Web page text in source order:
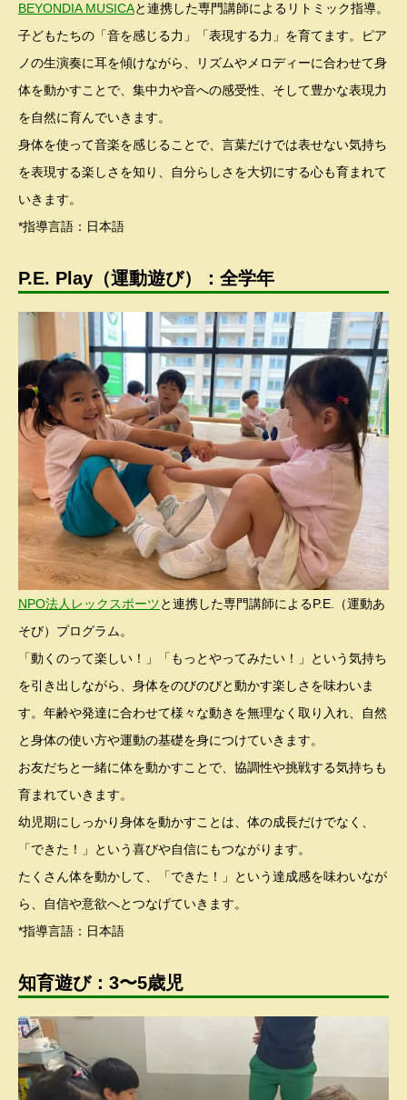
BEYONDIA MUSICAと連携した専門講師によるリトミック指導。
子どもたちの「音を感じる力」「表現する力」を育てます。ピア
ノの生演奏に耳を傾けながら、リズムやメロディーに合わせて身
体を動かすことで、集中力や音への感受性、そして豊かな表現力
を自然に育んでいきます。
身体を使って音楽を感じることで、言葉だけでは表せない気持ち
を表現する楽しさを知り、自分らしさを大切にする心も育まれて
いきます。
*指導言語：日本語
P.E. Play（運動遊び）：全学年
NPO法人レックスポーツと連携した専門講師によるP.E.（運動あ
そび）プログラム。
「動くのって楽しい！」「もっとやってみたい！」という気持ち
を引き出しながら、身体をのびのびと動かす楽しさを味わいま
す。年齢や発達に合わせて様々な動きを無理なく取り入れ、自然
と身体の使い方や運動の基礎を身につけていきます。
お友だちと一緒に体を動かすことで、協調性や挑戦する気持ちも
育まれていきます。
幼児期にしっかり身体を動かすことは、体の成長だけでなく、
「できた！」という喜びや自信にもつながります。
たくさん体を動かして、「できた！」という達成感を味わいなが
ら、自信や意欲へとつなげていきます。
*指導言語：日本語
知育遊び：3〜5歳児